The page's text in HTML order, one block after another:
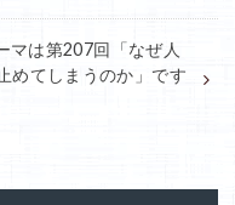
マは第207回「なぜ人
めてしまうのか」です